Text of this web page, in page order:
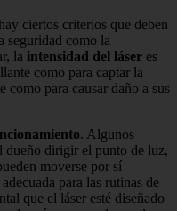
ciertos criterios que deben
seguridad como la
la intensidad del láser es
como para captar la
como para causar daño a sus
. Algunos
dueño dirigir el punto de luz,
moverse por sí
para las rutinas de
que el láser esté diseñado